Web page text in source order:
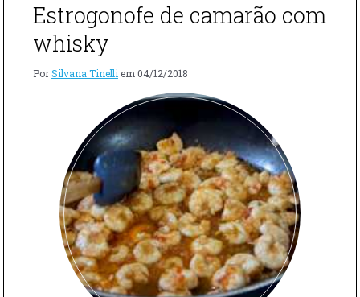
Estrogonofe de camarão com
whisky
PorSilvana Tinelli em 04/12/2018